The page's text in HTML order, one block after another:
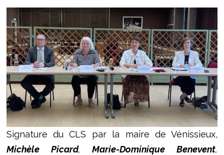
Signature du CLS par la maire de Vénissieux,
Michèle Picard, Marie-Dominique Benevent,